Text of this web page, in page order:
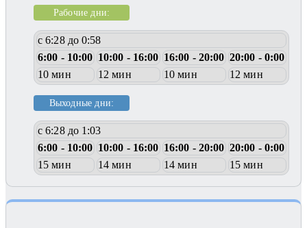
Рабочие дни:
с 6:28 до 0:58
6:00 - 10:00 10:00 - 16:00 16:00 - 20:00 20:00 - 0:00
10 мин
12 мин 10 мин 12 мин
Выходные дни:
с 6:28 до 1:03
6:00 - 10:00 10:00 - 16:00 16:00 - 20:00 20:00 - 0:00
15 мин
14 мин 14 мин 15 мин